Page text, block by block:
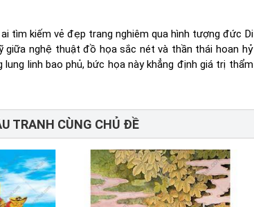
tìm kiếm vẻ đẹp trang nghiêm qua hình tượng đức Di
giữa nghệ thuật đồ họa sắc nét và thần thái hoan hỷ
linh bao phủ, bức họa này khẳng định giá trị thẩm
TRANH CÙNG CHỦ ĐỀ